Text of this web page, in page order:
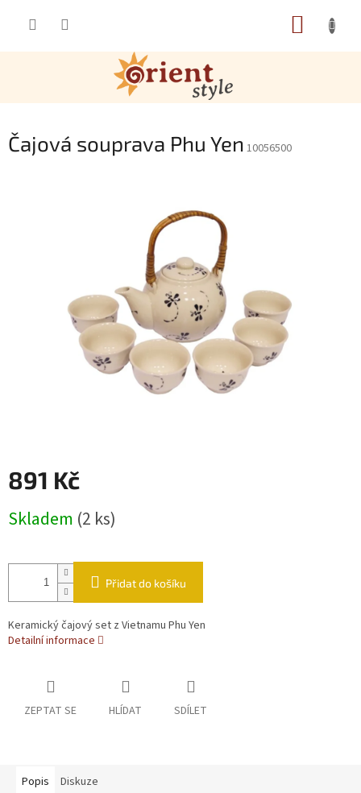
Čajová souprava Phu Yen 10056500
891 Kč
Skladem (2 ks)
Přidat do košíku
Keramický čajový set z Vietnamu Phu Yen
Detailní informace
ZEPTAT SE HLÍDAT SDÍLET
Popis Diskuze